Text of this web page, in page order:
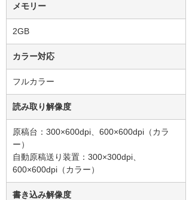
メモリー
2GB
カラー対応
フルカラー
読み取り解像度
原稿台：300×600dpi、600×600dpi（カラ
ー）
自動原稿送り装置：300×300dpi、
600×600dpi（カラー）
書き込み解像度